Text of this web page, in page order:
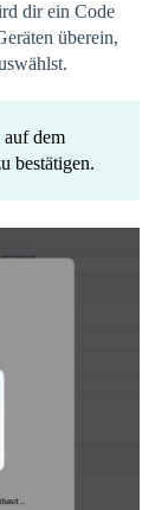
dir ein Code
überein,
auf dem
bestätigen.